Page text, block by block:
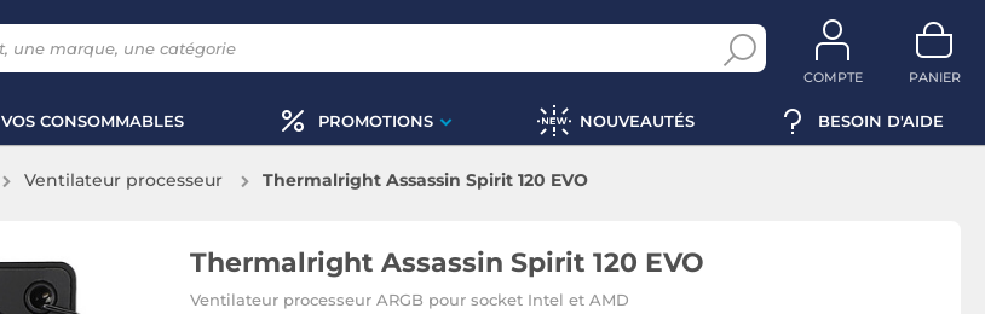
COMPTE PANIER
VOS CONSOMMABLES PROMOTIONS NOUVEAUTÉS BESOIN D'AIDE
Ventilateur processeur Thermalright Assassin Spirit 120 EVO
Thermalright Assassin Spirit 120 EVO
Ventilateur processeur ARGB pour socket Intel et AMD